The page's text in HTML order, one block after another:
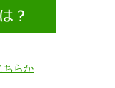
ちらか